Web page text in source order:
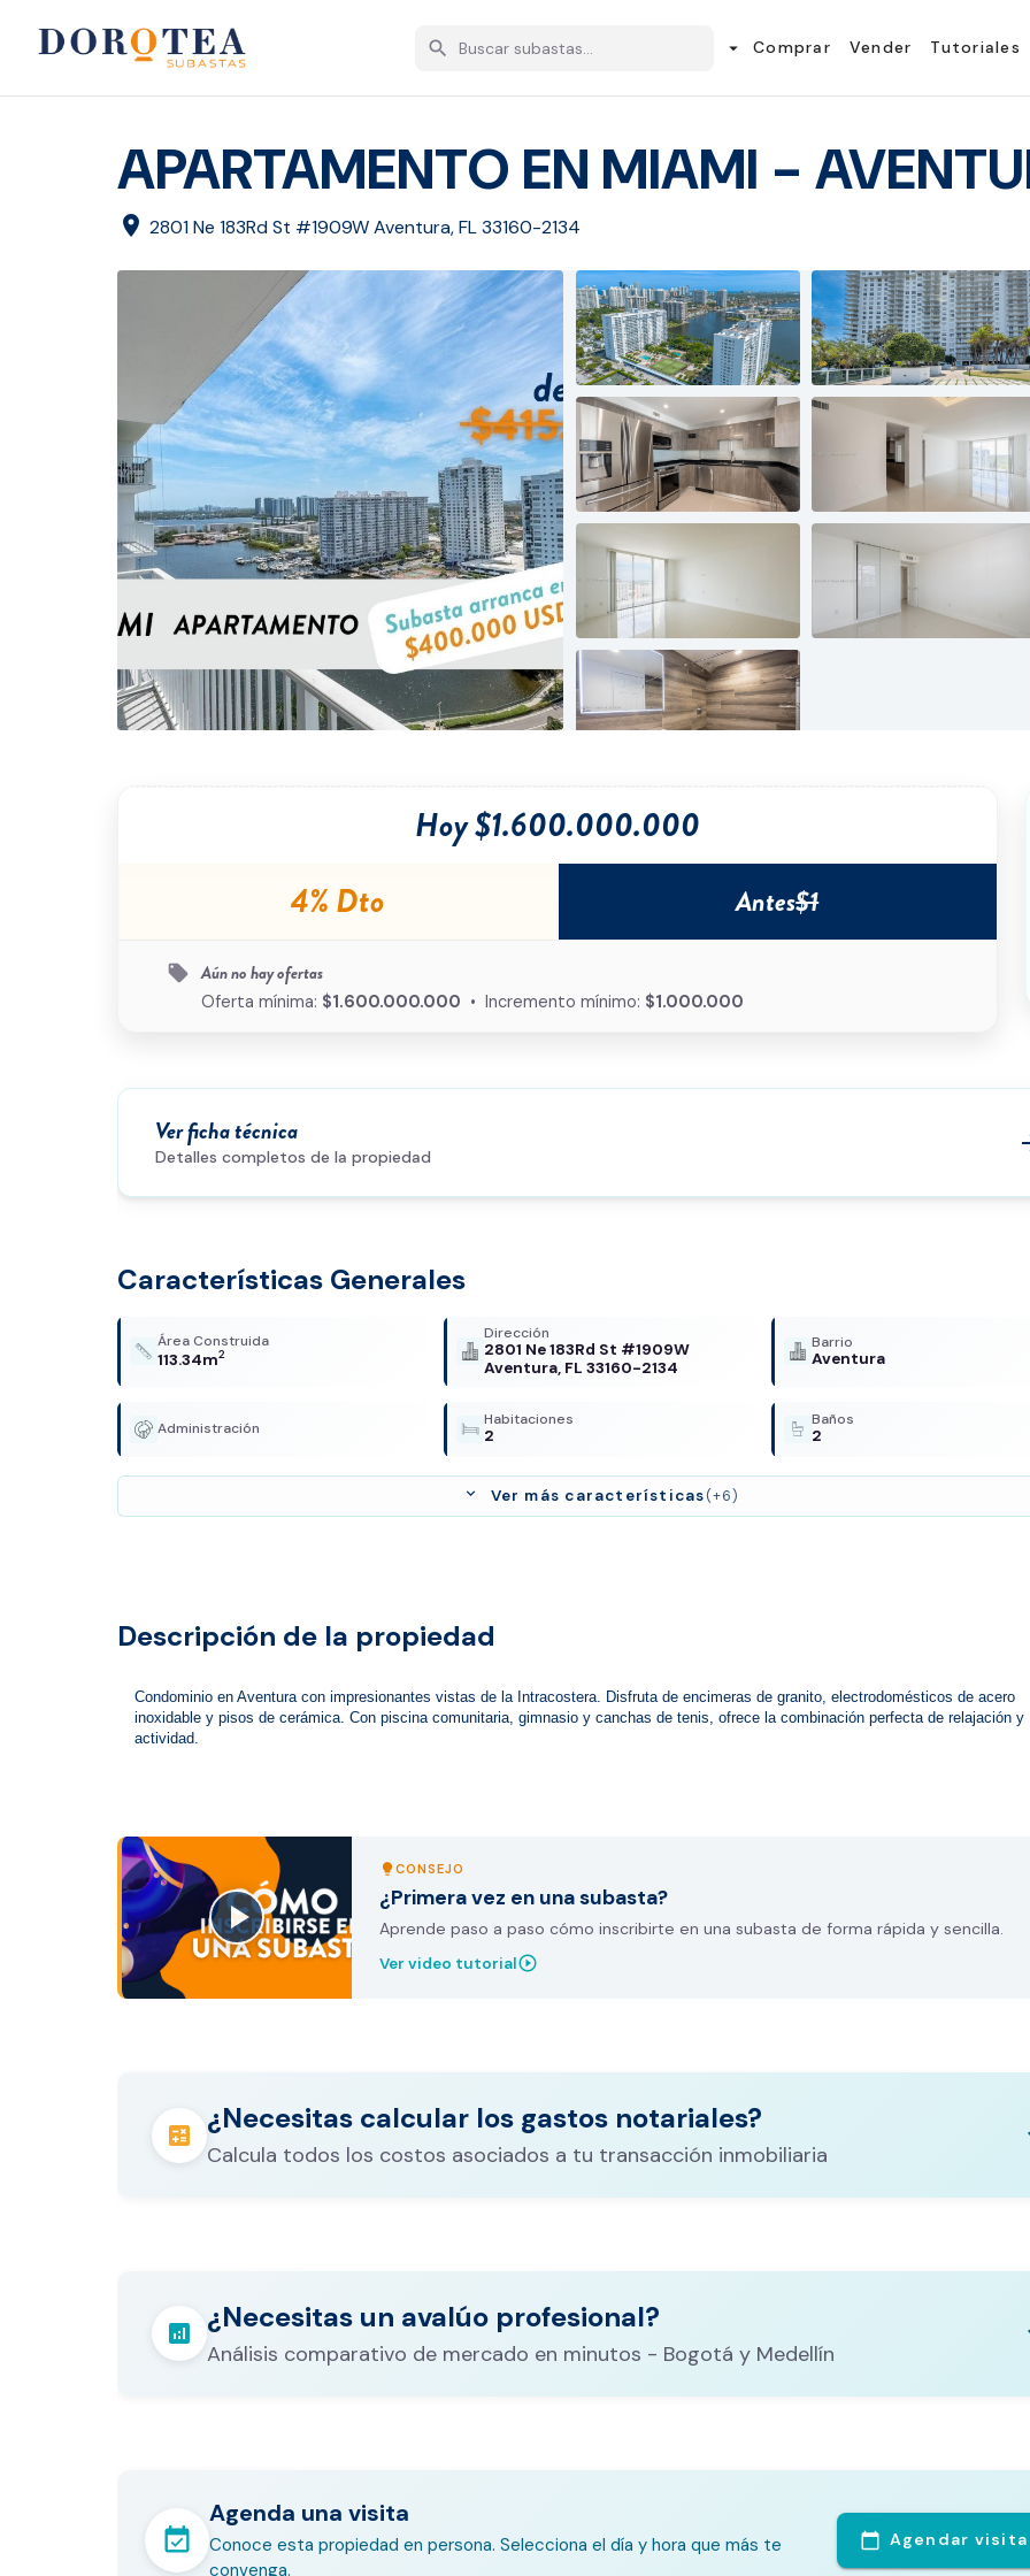
search arrow_drop_down Comprar Vender Tutoriales
APARTAMENTO EN MIAMI -
location_on 2801 Ne 183Rd St #1909W Aventura, FL 33160-2134
Hoy $1.600.000.000
4% Dto
Antes$1
local_offer Aún no hay ofertas
Oferta mínima: $1.600.000.000 • Incremento mínimo: $1.000.000
Ver ficha técnica
Detalles completos de la propiedad
Características Generales
Área Construida
113.34m2
Dirección
2801 Ne 183Rd St #1909W
Aventura, FL 33160-2134
Barrio
Aventura
Administración Habitaciones
2
Baños
2
expand_more Ver más características(+6)
Descripción de la propiedad
Condominio en Aventura con impresionantes vistas de la Intracostera. Disfruta de encimeras de granito, electrodomésticos de acero
inoxidable y pisos de cerámica. Con piscina comunitaria, gimnasio y canchas de tenis, ofrece la combinación perfecta de relajación y
actividad.
lightbulb CONSEJO
¿Primera vez en una subasta?
Aprende paso a paso cómo inscribirte en una subasta de forma rápida y sencilla.
Ver video tutorialplay_circle_outline
calculate ¿Necesitas calcular los gastos notariales?
Calcula todos los costos asociados a tu transacción inmobiliaria
Los gastos notariales incluyen escrituración,
legales que varían según el valor del
inmueble.
CALCULADORA DE GASTOS NOTARIALES
analytics ¿Necesitas un avalúo profesional?
Análisis comparativo de mercado en minutos - Bogotá y Medellín
event_available
Agenda una visita
Conoce esta propiedad en persona. Selecciona el día y hora que más te
convenga.
calendar_today Agendar visita